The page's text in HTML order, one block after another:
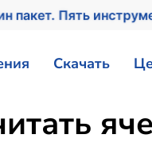
пакет. Пять
Скачать